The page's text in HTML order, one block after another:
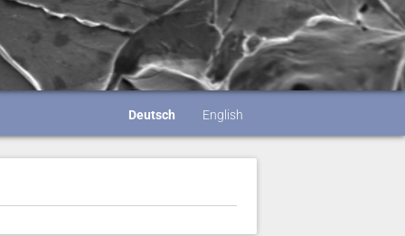
Deutsch English